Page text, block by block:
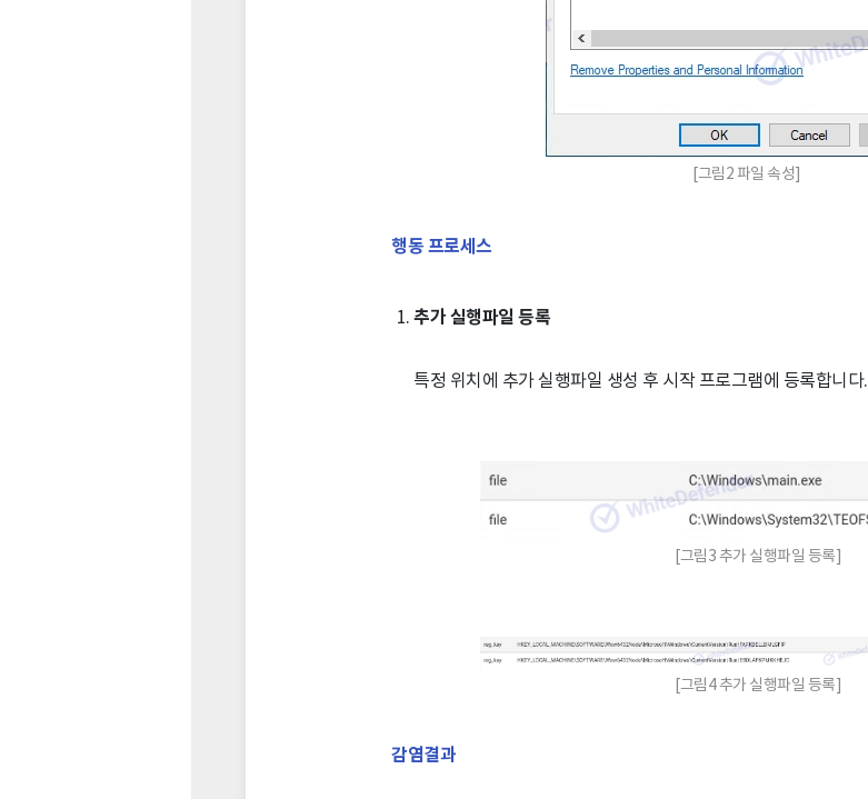
[그림2 파일 속성]
행동 프로세스
추가 실행파일 등록
특정 위치에 추가 실행파일 생성 후 시작 프로그램에 등록합니다.
[그림3 추가 실행파일 등록]
[그림4 추가 실행파일 등록]
감염결과